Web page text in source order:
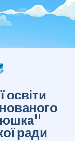
освіти
ради